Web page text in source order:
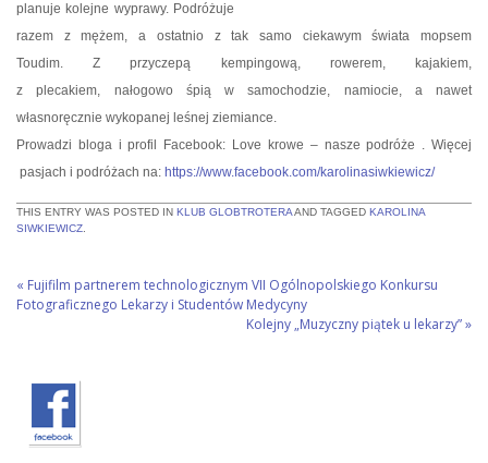
planuje kolejne wyprawy. Podróżuje
razem z mężem, a ostatnio z tak samo ciekawym świata mopsem
Toudim. Z przyczepą kempingową, rowerem, kajakiem,
z plecakiem, nałogowo śpią w samochodzie, namiocie, a nawet
własnoręcznie wykopanej leśnej ziemiance.
Prowadzi bloga i profil Facebook: Love krowe – nasze podróże . Więcej
pasjach i podróżach na: https://www.facebook.com/karolinasiwkiewicz/
THIS ENTRY WAS POSTED IN KLUB GLOBTROTERAAND TAGGED KAROLINA
SIWKIEWICZ.
« Fujifilm partnerem technologicznym VII Ogólnopolskiego Konkursu
Fotograficznego Lekarzy i Studentów Medycyny
Kolejny „Muzyczny piątek u lekarzy”»